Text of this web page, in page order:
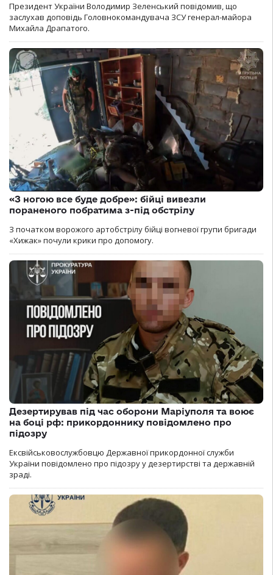
Президент України Володимир Зеленський повідомив, що
заслухав доповідь Головнокомандувача ЗСУ генерал-майора
Михайла Драпатого.
«З ногою все буде добре»: бійці вивезли
пораненого побратима з-під обстрілу
З початком ворожого артобстрілу бійці вогневої групи бригади
«Хижак» почули крики про допомогу.
Дезертирував під час оборони Маріуполя та воює
на боці рф: прикордоннику повідомлено про
підозру
Ексвійськовослужбовцю Державної прикордонної служби
України повідомлено про підозру у дезертирстві та державній
зраді.